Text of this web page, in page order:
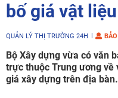
bố giá vật
QUẢN LÝ THỊ TRƯỜNG 24H
Bộ Xây dựng vừa có văn
trực thuộc Trung ương về
giá xây dựng trên địa bàn.